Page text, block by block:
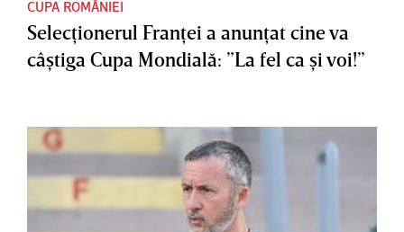
CUPA ROMÂNIEI
Selecţionerul Franţei a anunţat cine va
câştiga Cupa Mondială: ”La fel ca şi voi!”